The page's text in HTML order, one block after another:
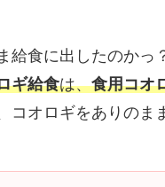
給食に出したのか
ギ給食は、食用コオ
コオロギをありのま